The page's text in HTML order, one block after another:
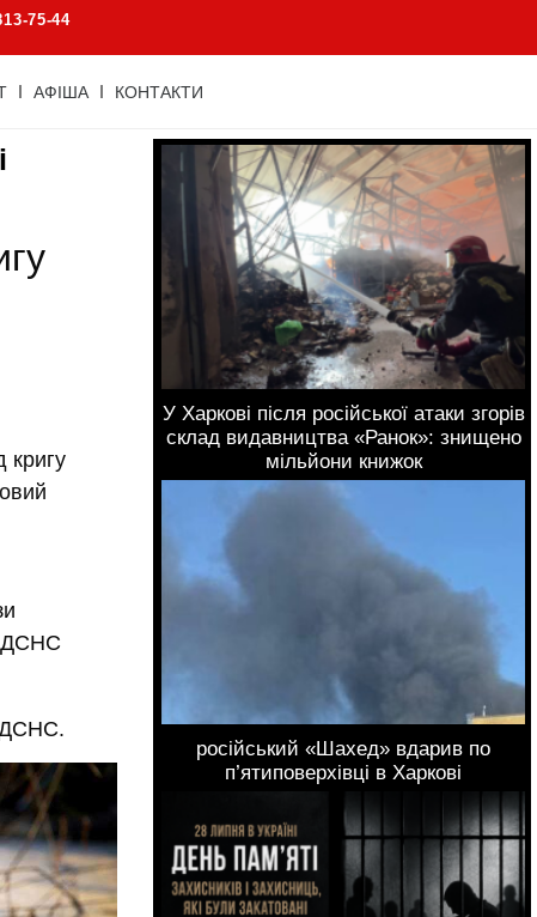
75-44
АФІША КОНТАКТИ
кригу
ДСНС
ДСНС.
У Харкові після російської атаки згорів
склад видавництва «Ранок»: знищено
мільйони книжок
російський «Шахед» вдарив по
п’ятиповерхівці в Харкові